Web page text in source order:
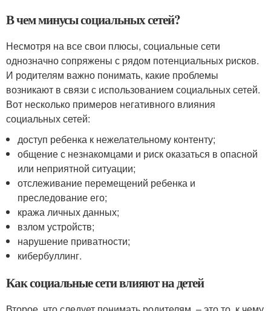
В чем минусы социальных сетей?
Несмотря на все свои плюсы, социальные сети
однозначно сопряжены с рядом потенциальных рисков.
И родителям важно понимать, какие проблемы
возникают в связи с использованием социальных сетей.
Вот несколько примеров негативного влияния
социальных сетей:
доступ ребенка к нежелательному контенту;
общение с незнакомцами и риск оказаться в опасной
или неприятной ситуации;
отслеживание перемещений ребенка и
преследование его;
кража личных данных;
взлом устройств;
нарушение приватности;
кибербуллинг.
Как социальные сети влияют на детей